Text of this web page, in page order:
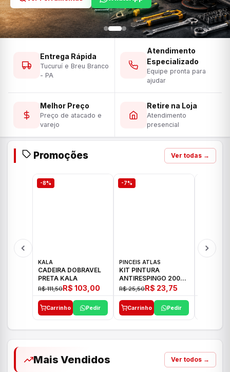
Entrega Rápida
Tucuruí e Breu Branco
- PA
Atendimento
Especializado
Equipe pronta para
ajudar
Melhor Preço
Preço de atacado e
varejo
Retire na Loja
Atendimento
presencial
Promoções Ver todas →
-8%
KALA
CADEIRA DOBRAVEL
PRETA KALA
R$ 111,50R$ 103,00
Carrinho Pedir
-7%
PINCEIS ATLAS
KIT PINTURA
ANTIRESPINGO 2003
ATLAS 03 PCS
R$ 25,50R$ 23,75
Carrinho Pedir
Mais Vendidos Ver todos →